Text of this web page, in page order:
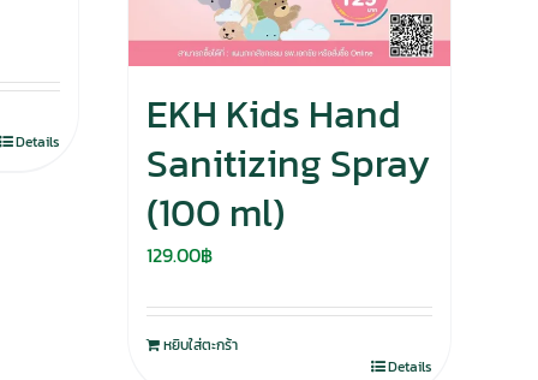
Details
EKH Kids Hand
Sanitizing Spray
(100 ml)
129.00฿
หยิบใส่ตะกร้า
Details